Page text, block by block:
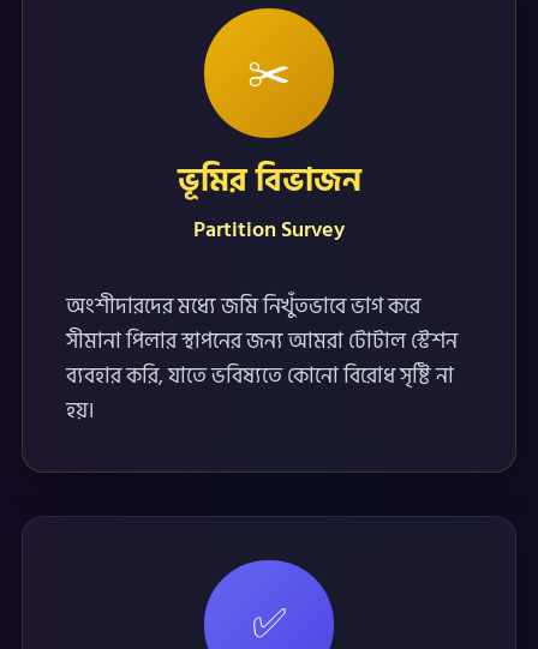
✂️
ভূমির বিভাজন
Partition Survey
অংশীদারদের মধ্যে জমি নিখুঁতভাবে ভাগ করে
সীমানা পিলার স্থাপনের জন্য আমরা টোটাল স্টেশন
ব্যবহার করি, যাতে ভবিষ্যতে কোনো বিরোধ সৃষ্টি না
হয়।
✅